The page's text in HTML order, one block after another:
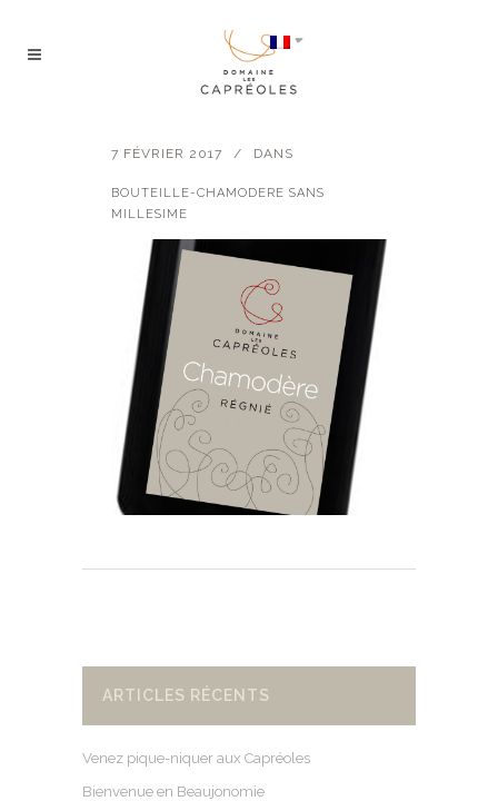
7 FÉVRIER 2017 DANS
BOUTEILLE-CHAMODERE SANS
MILLESIME
ARTICLES RÉCENTS
Venez pique-niquer aux Capréoles
Bienvenue en Beaujonomie